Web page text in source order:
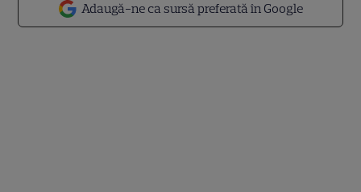
Adaugă-ne ca sursă preferată în Google